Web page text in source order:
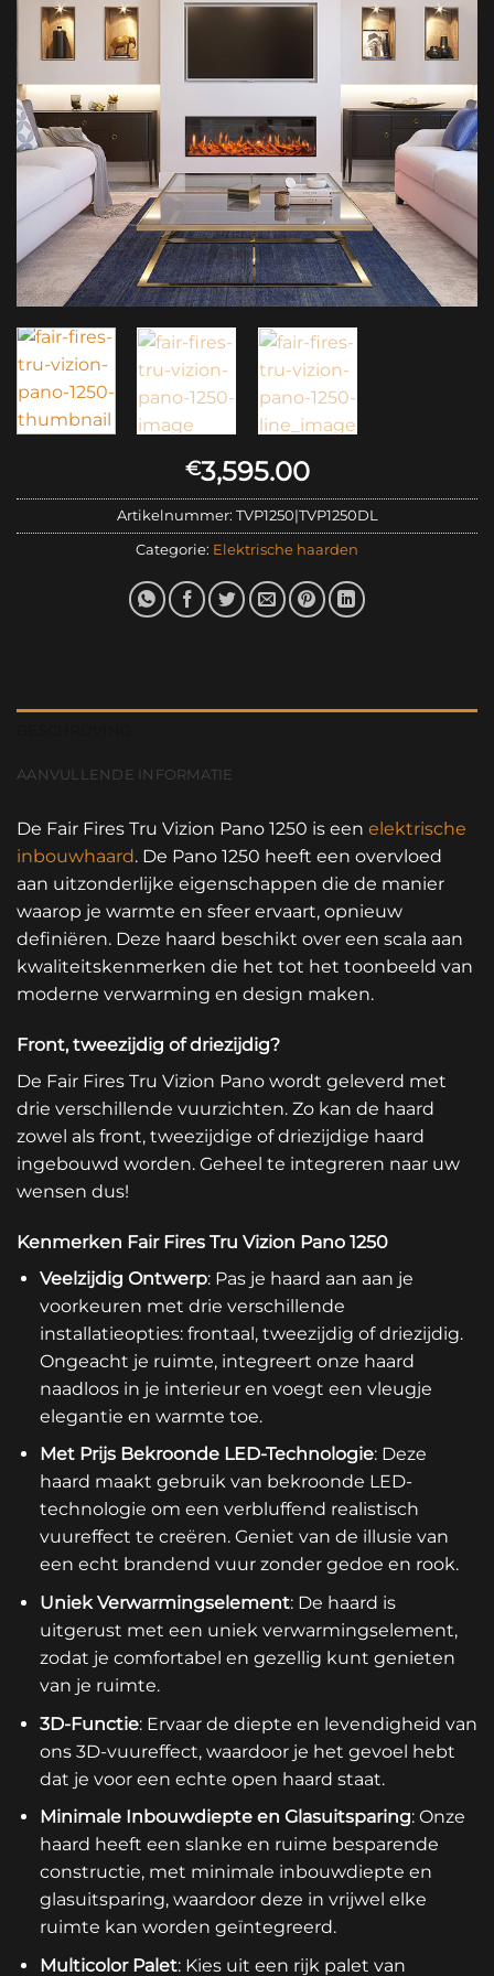
€3,595.00
Artikelnummer: TVP1250|TVP1250DL
Categorie: Elektrische haarden
AANVULLENDE INFORMATIE
De Fair Fires Tru Vizion Pano 1250 is een elektrische
inbouwhaard. De Pano 1250 heeft een overvloed
aan uitzonderlijke eigenschappen die de manier
waarop je warmte en sfeer ervaart, opnieuw
definiëren. Deze haard beschikt over een scala aan
kwaliteitskenmerken die het tot het toonbeeld van
moderne verwarming en design maken.
Front, tweezijdig of driezijdig?
De Fair Fires Tru Vizion Pano wordt geleverd met
drie verschillende vuurzichten. Zo kan de haard
zowel als front, tweezijdige of driezijdige haard
ingebouwd worden. Geheel te integreren naar uw
wensen dus!
Kenmerken Fair Fires Tru Vizion Pano 1250
Veelzijdig Ontwerp: Pas je haard aan aan je
voorkeuren met drie verschillende
installatieopties: frontaal, tweezijdig of driezijdig.
Ongeacht je ruimte, integreert onze haard
naadloos in je interieur en voegt een vleugje
elegantie en warmte toe.
Met Prijs Bekroonde LED-Technologie: Deze
haard maakt gebruik van bekroonde LED-
technologie om een verbluffend realistisch
vuureffect te creëren. Geniet van de illusie van
een echt brandend vuur zonder gedoe en rook.
Uniek Verwarmingselement: De haard is
uitgerust met een uniek verwarmingselement,
zodat je comfortabel en gezellig kunt genieten
van je ruimte.
3D-Functie: Ervaar de diepte en levendigheid van
ons 3D-vuureffect, waardoor je het gevoel hebt
dat je voor een echte open haard staat.
Minimale Inbouwdiepte en Glasuitsparing: Onze
haard heeft een slanke en ruime besparende
constructie, met minimale inbouwdiepte en
glasuitsparing, waardoor deze in vrijwel elke
ruimte kan worden geïntegreerd.
Multicolor Palet: Kies uit een rijk palet van